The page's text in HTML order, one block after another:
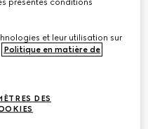
présentes conditions
et leur utilisation sur
Politique en matière de
DES